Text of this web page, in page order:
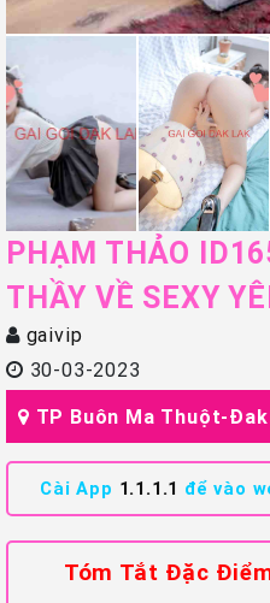
PHẠM THẢO
THẦY VỀ SEXY
gaivip
30-03-2023
TP Buôn Ma Thuột-
Cài App 1.1.1.1 để vào
Tóm Tắt Đặc